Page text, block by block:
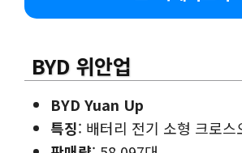
BYD 위안업
BYD Yuan Up
특징: 배터리 전기 소형 크로스